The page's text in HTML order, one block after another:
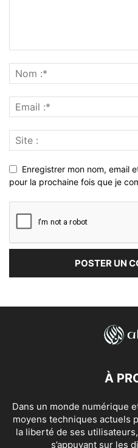
Enregistrer mon nom, email
pour la prochaine fois que je
À
Dans un monde numérique
moyens techniques actuels
la liberté de ses
s’appuyant sur les